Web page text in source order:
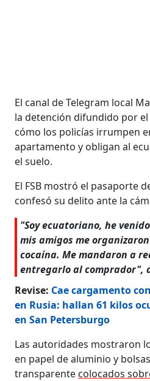
El canal de Telegram local
la detención difundido por el
cómo los policías irrumpen
apartamento y obligan al
el suelo.
El FSB mostró el pasaporte
confesó su delito ante la
"Soy ecuatoriano, he
mis amigos me
cocaína. Me mandaron a
entregarlo al comprador",
Revise: Cae cargamento
en Rusia: hallan 61 kilos
en San Petersburgo
Las autoridades mostraron
en papel de aluminio y
transparente colocados